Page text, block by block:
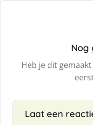
Nog
Heb je dit
Laat een